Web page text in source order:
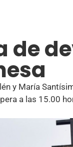
de
y María
a las 15.00